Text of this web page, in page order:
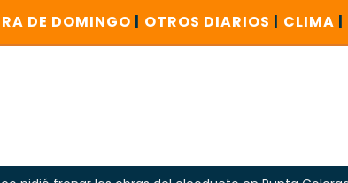
DE DOMINGO | OTROS DIARIOS | CLIMA |